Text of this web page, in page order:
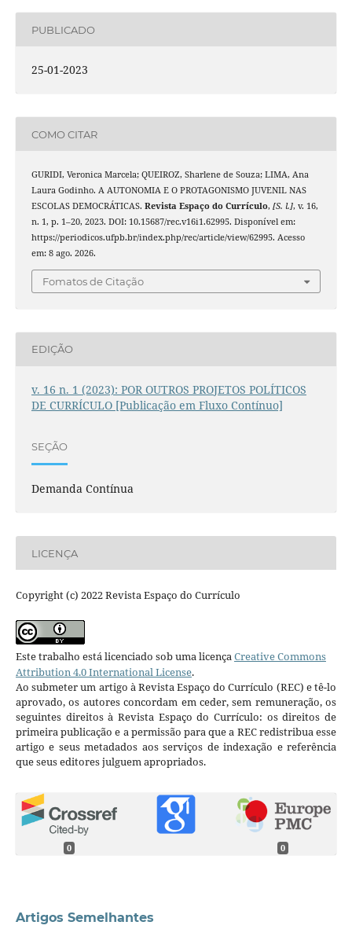
PUBLICADO
25-01-2023
COMO CITAR
GURIDI, Veronica Marcela; QUEIROZ, Sharlene de Souza; LIMA, Ana
Laura Godinho. A AUTONOMIA E O PROTAGONISMO JUVENIL NAS
ESCOLAS DEMOCRÁTICAS. Revista Espaço do Currículo, [S. l.], v. 16,
n. 1, p. 1–20, 2023. DOI: 10.15687/rec.v16i1.62995. Disponível em:
https://periodicos.ufpb.br/index.php/rec/article/view/62995. Acesso
em: 8 ago. 2026.
Fomatos de Citação
EDIÇÃO
v. 16 n. 1 (2023): POR OUTROS PROJETOS POLÍTICOS
DE CURRÍCULO [Publicação em Fluxo Contínuo]
SEÇÃO
Demanda Contínua
LICENÇA
Copyright (c) 2022 Revista Espaço do Currículo
Este trabalho está licenciado sob uma licençaCreative Commons
Attribution 4.0 International License.
Ao submeter um artigo à Revista Espaço do Currículo (REC) e tê-lo
aprovado, os autores concordam em ceder, sem remuneração, os
seguintes direitos à Revista Espaço do Currículo: os direitos de
primeira publicação e a permissão para que a REC redistribua esse
artigo e seus metadados aos serviços de indexação e referência
que seus editores julguem apropriados.
0 0
Artigos Semelhantes